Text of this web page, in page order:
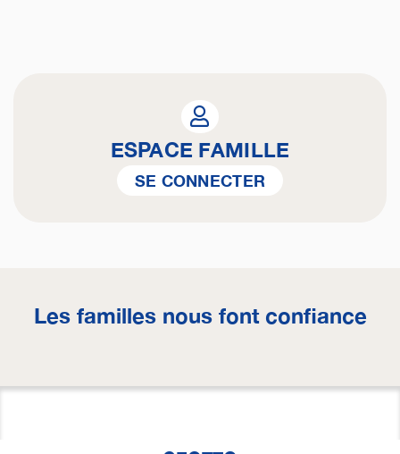
ESPACE FAMILLE
SE CONNECTER
Les familles nous font confiance